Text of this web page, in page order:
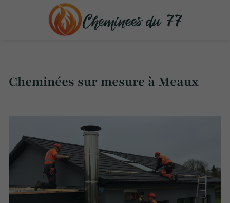
Cheminées sur mesure à Meaux